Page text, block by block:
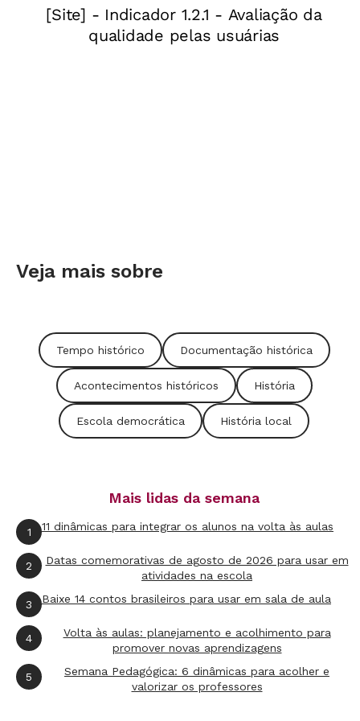
essas questões, debater as controvérsias sobre
ensino e ideologia e ajudar você a conseguir o
Um primeiro passo é limpar o terreno da
confusão conceitual. Mais do que um exercício
acadêmico, retomar o que significa ideologia é
fundamental para elevar a qualidade do debate.
Gianfranco Pasquino, é uma boa referência. Os
autores defendem que a palavra pode ter duas
acepções. A primeira, próxima do sentido
negativo que ela tem na discussão atual,
equivale a "crença falsa", impactada sobretudo
por convicções políticas.
Existe, porém, um outro significado mais
neutro, que segundo os autores predomina na
Veja mais sobre
Tempo histórico Documentação histórica
Acontecimentos históricos História
Escola democrática História local
Mais lidas da semana
1 11 dinâmicas para integrar os alunos na volta às aulas
2
Datas comemorativas de agosto de 2026 para usar em
atividades na escola
3 Baixe 14 contos brasileiros para usar em sala de aula
4
Volta às aulas: planejamento e acolhimento para
promover novas aprendizagens
5
Semana Pedagógica: 6 dinâmicas para acolher e
valorizar os professores